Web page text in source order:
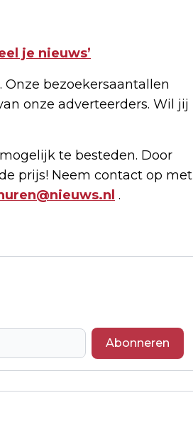
je nieuws’
bezoekersaantallen
onze adverteerders. Wil jij
te besteden. Door
prijs! Neem contact op met
.
Abonneren